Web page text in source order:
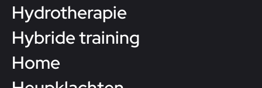
Hydrotherapie
Hybride training
Home